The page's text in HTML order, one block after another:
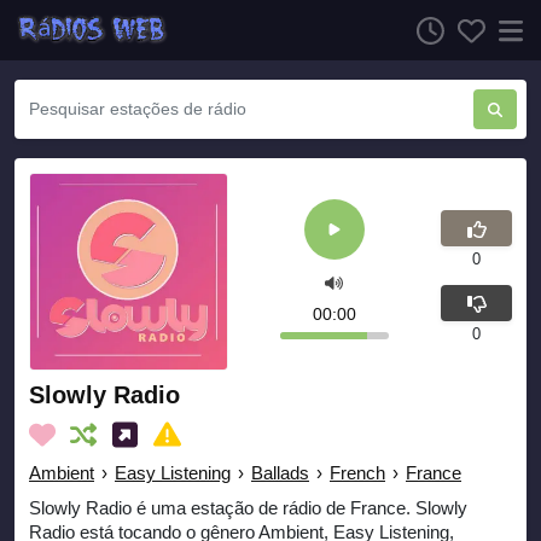
Slowly Radio
Ambient › Easy Listening › Ballads › French › France
Slowly Radio é uma estação de rádio de France. Slowly
Radio está tocando o gênero Ambient, Easy Listening,
00:00
0
0